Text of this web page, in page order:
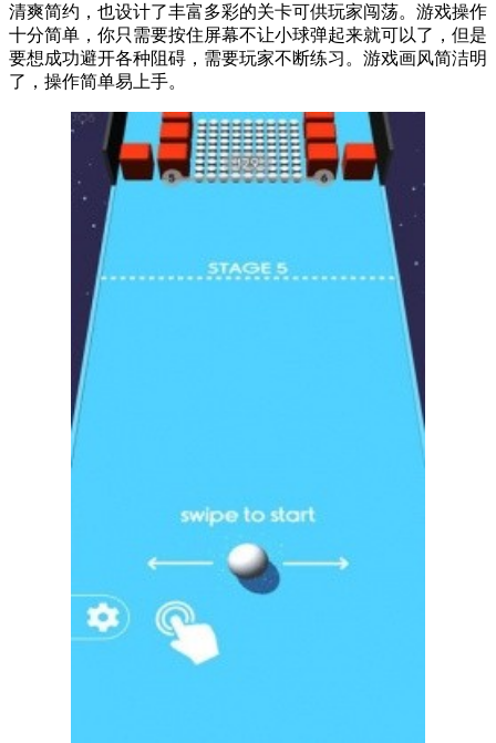
清爽简约，也设计了丰富多彩的关卡可供玩家闯荡。游戏操作
十分简单，你只需要按住屏幕不让小球弹起来就可以了，但是
要想成功避开各种阻碍，需要玩家不断练习。游戏画风简洁明
了，操作简单易上手。